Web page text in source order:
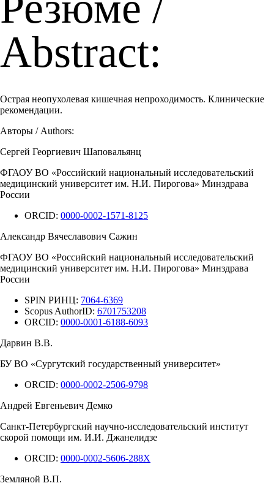
Abstract:
Острая неопухолевая кишечная непроходимость. Клинические
рекомендации.
Авторы / Authors:
Сергей Георгиевич Шаповальянц
ФГАОУ ВО «Российский национальный исследовательский
медицинский университет им. Н.И. Пирогова» Минздрава
России
ORCID: 0000-0002-1571-8125
Александр Вячеславович Сажин
ФГАОУ ВО «Российский национальный исследовательский
медицинский университет им. Н.И. Пирогова» Минздрава
России
SPIN РИНЦ: 7064-6369
Scopus AuthorID: 6701753208
ORCID: 0000-0001-6188-6093
Дарвин В.В.
БУ ВО «Сургутский государственный университет»
ORCID: 0000-0002-2506-9798
Андрей Евгеньевич Демко
Санкт-Петербургский научно-исследовательский институт
скорой помощи им. И.И. Джанелидзе
ORCID: 0000-0002-5606-288X
Земляной В.П.